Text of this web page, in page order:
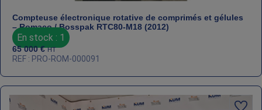
Compteuse électronique rotative de comprimés et gélules
– Romaco / Bosspak RTC80‑M18 (2012)
En stock : 1
65 000€ HT
REF : PRO-ROM-000091